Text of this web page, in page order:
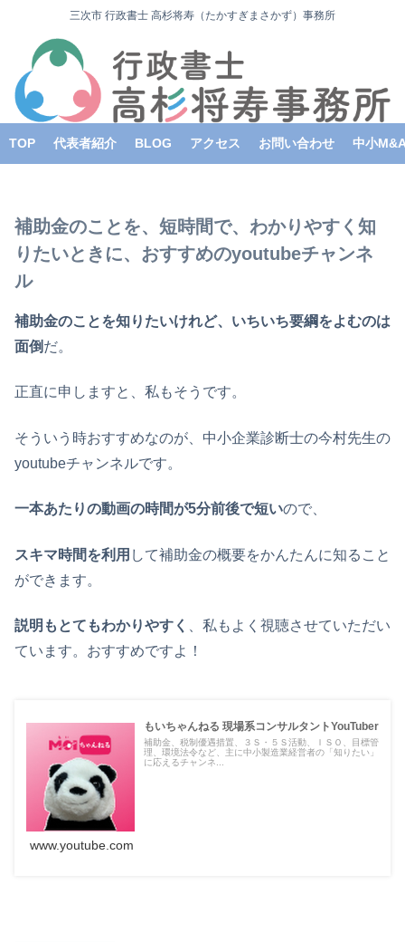
三次市 行政書士 高杉将寿（たかすぎまさかず）事務所
TOP 代表者紹介 BLOG アクセス お問い合わせ 中小
補助金のことを、短時間で、わかりやすく知
りたいときに、おすすめのyoutubeチャンネ
ル
補助金のことを知りたいけれど、いちいち要綱をよむのは
面倒だ。
正直に申しますと、私もそうです。
そういう時おすすめなのが、中小企業診断士の今村先生の
youtubeチャンネルです。
一本あたりの動画の時間が5分前後で短いので、
スキマ時間を利用 して補助金の概要をかんたんに知ること
ができます。
説明もとてもわかりやすく
、私もよく視聴させていただい
ています。おすすめですよ！
もいちゃんねる 現場系コンサルタントYouTuber
補助金、税制優遇措置、３Ｓ・５Ｓ活動、ＩＳＯ、目標管
理、環境法令など、主に中小製造業経営者の「知りたい」
に応えるチャンネ...
www.youtube.com